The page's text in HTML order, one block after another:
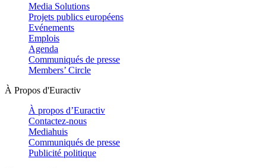
Media Solutions
Projets publics européens
Evénements
Emplois
Agenda
Communiqués de presse
Members’ Circle
À Propos d'Euractiv
À propos d’Euractiv
Contactez-nous
Mediahuis
Communiqués de presse
Publicité politique